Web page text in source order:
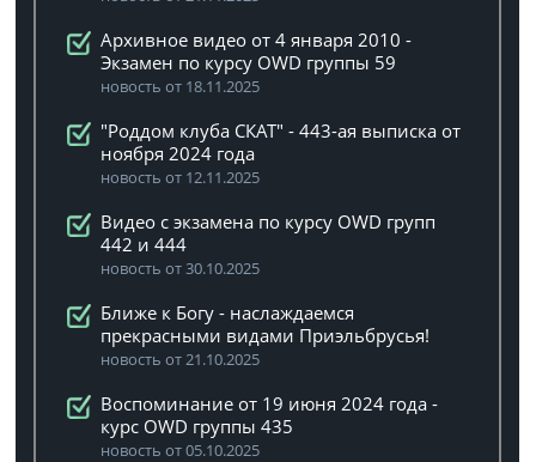
Архивное видео от 4 января 2010 -
Экзамен по курсу OWD группы 59
новость от 18.11.2025
"Роддом клуба СКАТ" - 443-ая выписка от
ноября 2024 года
новость от 12.11.2025
Видео с экзамена по курсу OWD групп
442 и 444
новость от 30.10.2025
Ближе к Богу - наслаждаемся
прекрасными видами Приэльбрусья!
новость от 21.10.2025
Воспоминание от 19 июня 2024 года -
курс OWD группы 435
новость от 05.10.2025